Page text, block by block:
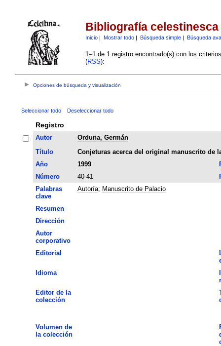
Bibliografía celestinesca
Inicio| Mostrar todo| Búsqueda simple| Búsqueda
1–1 de 1 registro encontrado(s) con los
(RSS):
Opciones de búsqueda y visualización
Seleccionar todo Deseleccionar todo
Registro
Autor
Orduna, Germán
Título
Conjeturas acerca del original manuscrito de
Año
1999
Número
40-41
Palabras
clave
Autoría; Manuscrito de Palacio
Resumen
Dirección
Autor
corporativo
Editorial
Idioma
Editor de la
colección
Volumen de
la colección